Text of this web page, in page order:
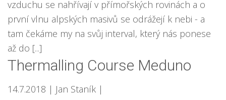
vzduchu se nahřívají v přímořských rovinách a o
první vlnu alpských masivů se odrážejí k nebi - a
tam čekáme my na svůj interval, který nás ponese
až do [...]
Thermalling Course Meduno
14.7.2018 | Jan Staník |